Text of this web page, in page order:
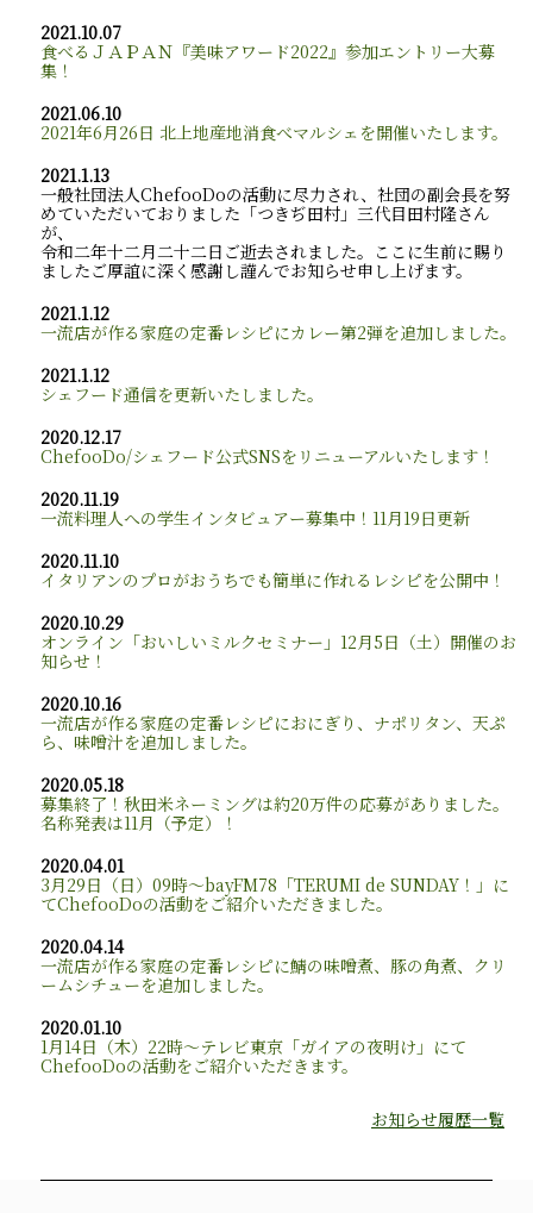
2021.10.07
食べるＪＡＰＡＮ『美味アワード2022』参加エントリー大募
集！
2021.06.10
2021年6月26日 北上地産地消食べマルシェを開催いたします。
2021.1.13
一般社団法人ChefooDoの活動に尽力され、社団の副会長を努
めていただいておりました「つきぢ田村」三代目田村隆さん
が、
令和二年十二月二十二日ご逝去されました。ここに生前に賜り
ましたご厚誼に深く感謝し謹んでお知らせ申し上げます。
2021.1.12
一流店が作る家庭の定番レシピにカレー第2弾を追加しました。
2021.1.12
シェフード通信を更新いたしました。
2020.12.17
ChefooDo/シェフード公式SNSをリニューアルいたします！
2020.11.19
一流料理人への学生インタビュアー募集中！11月19日更新
2020.11.10
イタリアンのプロがおうちでも簡単に作れるレシピを公開中！
2020.10.29
オンライン「おいしいミルクセミナー」12月5日（土）開催のお
知らせ！
2020.10.16
一流店が作る家庭の定番レシピにおにぎり、ナポリタン、天ぷ
ら、味噌汁を追加しました。
2020.05.18
募集終了！秋田米ネーミングは約20万件の応募がありました。
名称発表は11月（予定）！
2020.04.01
3月29日（日）09時～bayFM78「TERUMI de SUNDAY！」に
てChefooDoの活動をご紹介いただきました。
2020.04.14
一流店が作る家庭の定番レシピに鯖の味噌煮、豚の角煮、クリ
ームシチューを追加しました。
2020.01.10
1月14日（木）22時～テレビ東京「ガイアの夜明け」にて
ChefooDoの活動をご紹介いただきます。
お知らせ履歴一覧